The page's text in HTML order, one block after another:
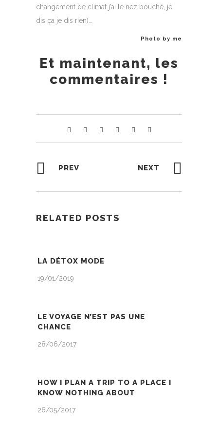
changement de climat j’ai le nez bouché, je
dis ça je dis rien)…
Photo by me
Et maintenant, les
commentaires !
PREV NEXT
RELATED POSTS
LA DÉTOX MODE
19/01/2019
LE VOYAGE N’EST PAS UNE
CHANCE
28/06/2017
HOW I PLAN A TRIP TO A PLACE I
KNOW NOTHING ABOUT
26/05/2017